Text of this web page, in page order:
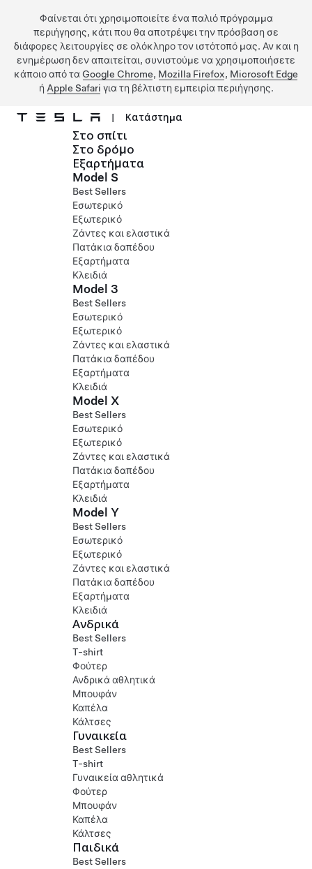
Φαίνεται ότι χρησιμοποιείτε ένα παλιό πρόγραμμα
περιήγησης, κάτι που θα αποτρέψει την πρόσβαση σε
διάφορες λειτουργίες σε ολόκληρο τον ιστότοπό μας. Αν και η
ενημέρωση δεν απαιτείται, συνιστούμε να χρησιμοποιήσετε
κάποιο από τα Google Chrome, Mozilla Firefox, Microsoft Edge
ή Apple Safari για τη βέλτιστη εμπειρία περιήγησης.
Μετάβαση στο κύριο περιεχόμενο
| Κατάστημα
Στο σπίτι
Στο δρόμο
Εξαρτήματα
Model S
Best Sellers
Εσωτερικό
Εξωτερικό
Ζάντες και ελαστικά
Πατάκια δαπέδου
Εξαρτήματα
Κλειδιά
Model 3
Best Sellers
Εσωτερικό
Εξωτερικό
Ζάντες και ελαστικά
Πατάκια δαπέδου
Εξαρτήματα
Κλειδιά
Model X
Best Sellers
Εσωτερικό
Εξωτερικό
Ζάντες και ελαστικά
Πατάκια δαπέδου
Εξαρτήματα
Κλειδιά
Model Y
Best Sellers
Εσωτερικό
Εξωτερικό
Ζάντες και ελαστικά
Πατάκια δαπέδου
Εξαρτήματα
Κλειδιά
Ανδρικά
Best Sellers
T-shirt
Φούτερ
Ανδρικά αθλητικά
Μπουφάν
Καπέλα
Κάλτσες
Γυναικεία
Best Sellers
T-shirt
Γυναικεία αθλητικά
Φούτερ
Μπουφάν
Καπέλα
Κάλτσες
Παιδικά
Best Sellers